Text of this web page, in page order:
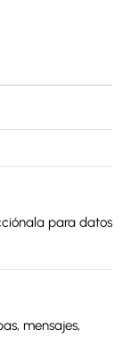
para datos
mensajes,